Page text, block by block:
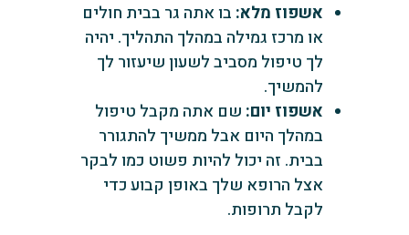
אשפוז מלא: בו אתה גר בבית חולים
או מרכז גמילה במהלך התהליך. יהיה
לך טיפול מסביב לשעון שיעזור לך
להמשיך.
אשפוז יום: שם אתה מקבל טיפול
במהלך היום אבל ממשיך להתגורר
בבית. זה יכול להיות פשוט כמו לבקר
אצל הרופא שלך באופן קבוע כדי
לקבל תרופות.